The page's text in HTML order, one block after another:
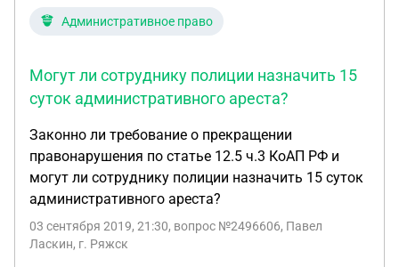
Административное право
Могут ли сотруднику полиции назначить 15
суток административного ареста?
Законно ли требование о прекращении
правонарушения по статье 12.5 ч.3 КоАП РФ и
могут ли сотруднику полиции назначить 15 суток
административного ареста?
03 сентября 2019, 21:30, вопрос №2496606, Павел
Ласкин, г. Ряжск